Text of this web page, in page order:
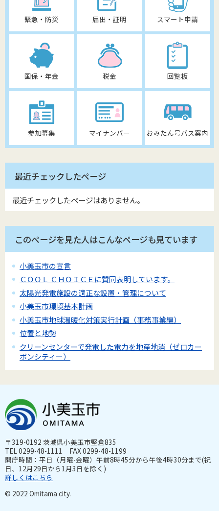
緊急・防災 届出・証明 スマート申請
国保・年金 税金 回覧板
参加募集 マイナンバー おみたん号バス案内
最近チェックしたページ
最近チェックしたページはありません。
このページを見た人はこんなページも見ています
小美玉市の宣言
ＣＯＯＬ ＣＨＯＩＣＥに賛同表明しています。
太陽光発電施設の適正な設置・管理について
小美玉市環境基本計画
小美玉市地球温暖化対策実行計画（事務事業編）
位置と地勢
クリーンセンターで発電した電力を地産地消（ゼロカー
ボンシティー）
〒319-0192 茨城県小美玉市堅倉835
TEL 0299-48-1111 FAX 0299-48-1199
開庁時間：平日（月曜-金曜）午前8時45分から午後4時30分まで(祝
日、12月29日から1月3日を除く)
詳しくはこちら
© 2022 Omitama city.